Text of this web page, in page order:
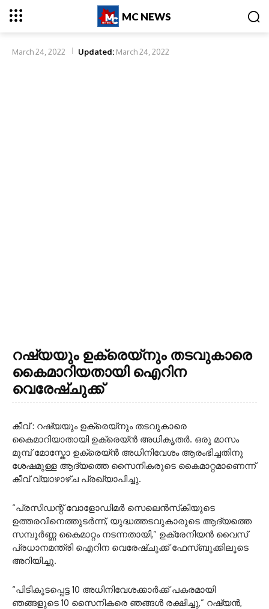
MC NEWS
March 24, 2022 Updated: March 24, 2022
റഷ്യയും ഉക്രെയ്നും തടവുകാരെ
കൈമാറിയതായി ഐറിന
വെരേഷ്‌ചുക്ക്
കീവ് : റഷ്യയും ഉക്രെയ്നും തടവുകാരെ
കൈമാറിയാതായി ഉക്രെയ്ൻ അധികൃതർ. ഒരു മാസം
മുമ്പ് മോസ്കോ ഉക്രെയ്ൻ അധിനിവേശം ആരംഭിച്ചതിനു
ശേഷമുള്ള ആദ്യത്തെ സൈനികരുടെ കൈമാറ്റമാണെന്ന്
കീവ് വ്യാഴാഴ്ച പ്രഖ്യാപിച്ചു.
“പ്രസിഡന്റ് വോളോഡിമർ സെലെൻസ്‌കിയുടെ
ഉത്തരവിനെത്തുടർന്ന്, യുദ്ധത്തടവുകാരുടെ ആദ്യത്തെ
സമ്പൂർണ്ണ കൈമാറ്റം നടന്നതായി,” ഉക്രേനിയൻ വൈസ്
പ്രധാനമന്ത്രി ഐറിന വെരേഷ്‌ചുക്ക് ഫേസ്ബുക്കിലൂടെ
അറിയിച്ചു.
“പിടികൂടപ്പെട്ട 10 അധിനിവേശക്കാർക്ക് പകരമായി
ഞങ്ങളുടെ 10 സൈനികരെ ഞങ്ങൾ രക്ഷിച്ചു,” റഷ്യൻ,